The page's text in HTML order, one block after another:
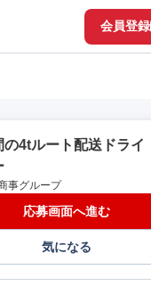
会員登録
の4tルート配送ドライ
事グループ
応募画面へ進む
気になる